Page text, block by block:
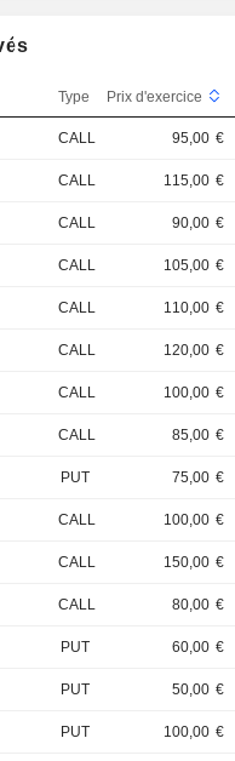
Type Prix d'exercice
CALL 95,00 €
CALL 115,00 €
CALL 90,00 €
CALL 105,00 €
CALL 110,00 €
CALL 120,00 €
CALL 100,00 €
CALL 85,00 €
PUT 75,00 €
CALL 100,00 €
CALL 150,00 €
CALL 80,00 €
PUT 60,00 €
PUT 50,00 €
PUT 100,00 €